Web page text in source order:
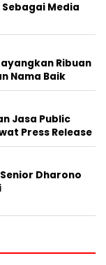
Media
Ribuan
Nama Baik
Jasa Public
Press Release
Dharono